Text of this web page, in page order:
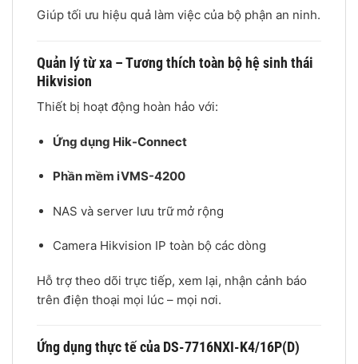
Giúp tối ưu hiệu quả làm việc của bộ phận an ninh.
Quản lý từ xa – Tương thích toàn bộ hệ sinh thái
Hikvision
Thiết bị hoạt động hoàn hảo với:
Ứng dụng Hik-Connect
Phần mềm iVMS-4200
NAS và server lưu trữ mở rộng
Camera Hikvision IP toàn bộ các dòng
Hỗ trợ theo dõi trực tiếp, xem lại, nhận cảnh báo
trên điện thoại mọi lúc – mọi nơi.
Ứng dụng thực tế của DS-7716NXI-K4/16P(D)